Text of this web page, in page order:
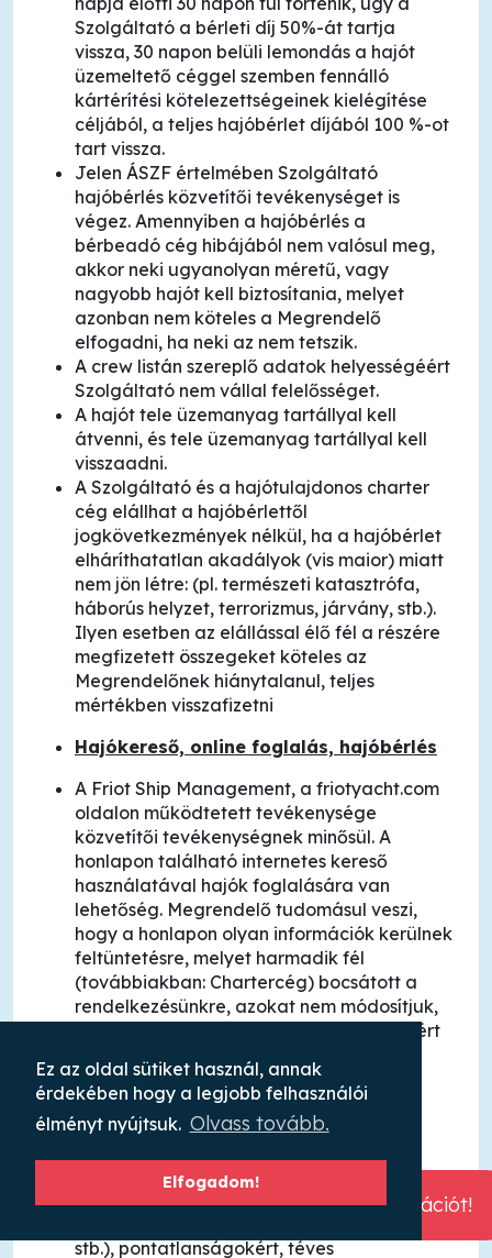
Ez az oldal sütiket használ, annak
érdekében hogy a legjobb felhasználói
élményt nyújtsuk. Olvass tovább.
Elfogadom!
Kérj ingyenes konzultációt!
Szolgáltató a bérleti díj 50%-át tartja
vissza, 30 napon belüli lemondás a hajót
üzemeltető céggel szemben fennálló
kártérítési kötelezettségeinek kielégítése
céljából, a teljes hajóbérlet díjából 100 %-ot
tart vissza.
Jelen ÁSZF értelmében Szolgáltató
hajóbérlés közvetítői tevékenységet is
végez. Amennyiben a hajóbérlés a
bérbeadó cég hibájából nem valósul meg,
akkor neki ugyanolyan méretű, vagy
nagyobb hajót kell biztosítania, melyet
azonban nem köteles a Megrendelő
elfogadni, ha neki az nem tetszik.
A crew listán szereplő adatok helyességéért
Szolgáltató nem vállal felelősséget.
A hajót tele üzemanyag tartállyal kell
átvenni, és tele üzemanyag tartállyal kell
visszaadni.
A Szolgáltató és a hajótulajdonos charter
cég elállhat a hajóbérlettől
jogkövetkezmények nélkül, ha a hajóbérlet
elháríthatatlan akadályok (vis maior) miatt
nem jön létre: (pl. természeti katasztrófa,
háborús helyzet, terrorizmus, járvány, stb.).
Ilyen esetben az elállással élő fél a részére
megfizetett összegeket köteles az
Megrendelőnek hiánytalanul, teljes
mértékben visszafizetni
Hajókereső, online foglalás, hajóbérlés
A Friot Ship Management, a friotyacht.com
oldalon működtetett tevékenysége
közvetítői tevékenységnek minősül. A
honlapon található internetes kereső
használatával hajók foglalására van
lehetőség. Megrendelő tudomásul veszi,
hogy a honlapon olyan információk kerülnek
feltüntetésre, melyet harmadik fél
(továbbiakban: Chartercég) bocsátott a
rendelkezésünkre, azokat nem módosítjuk,
sem nem ellenőrizzük, így azok tartalmáért
valamint a Chartercég későbbiek során
tanúsított magatartásáért a
felelősségünket kizárjuk.
felmerülő rajtunk kívül álló okkal
összefüggésben keletkezett hibákért (pl.
stb.), pontatlanságokért, téves